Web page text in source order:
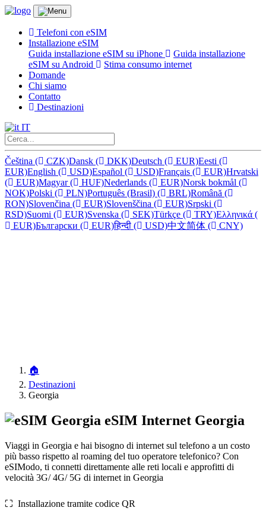
Telefoni con eSIM
Installazione eSIM
Guida installazione eSIM su iPhone
Guida installazione
eSIM su Android
Stima consumo internet
Domande
Chi siamo
Contatto
Destinazioni
IT
Čeština ( CZK)Dansk ( DKK)Deutsch ( EUR)Eesti (
EUR)English ( USD)Español ( USD)Français ( EUR)Hrvatski
(
EUR)Magyar( HUF)Nederlands ( EUR)Norsk bokmål (
NOK)Polski ( PLN)Português (Brasil) ( BRL)Română (
RON)Slovenčina ( EUR)Slovenščina ( EUR)Srpski (
RSD)Suomi ( EUR)Svenska ( SEK)Türkçe ( TRY)Ελληνικά (
EUR)Български ( EUR)हिन्दी ( USD)中文简体 ( CNY)
🏠
Destinazioni
Georgia
eSIM Internet Georgia
Viaggi in Georgia e hai bisogno di internet sul telefono a un costo
più basso rispetto al roaming del tuo operatore telefonico? Con
eSIModo, ti connetti direttamente alle reti locali e approfitti di
velocità 3G/ 4G/ 5G di internet in Georgia
⛶️️ Installazione tramite codice QR